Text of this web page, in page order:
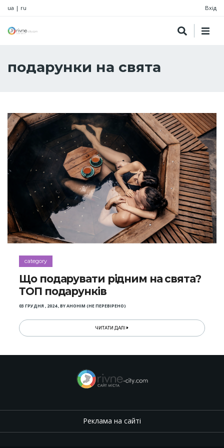
ua | ru Вхід
подарунки на свята
category
Що подарувати рідним на свята?
ТОП подарунків
03 ГРУДНЯ , 2024,BYАНОНІМ (НЕ ПЕРЕВІРЕНО)
ЧИТАТИ ДАЛІ
Реклама на сайті